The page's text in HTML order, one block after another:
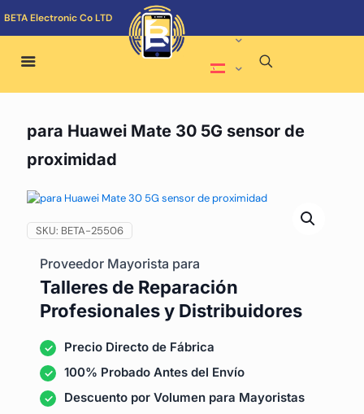
BETA Electronic Co LTD
para Huawei Mate 30 5G sensor de
proximidad
SKU: BETA-25506
Proveedor Mayorista para
Talleres de Reparación
Profesionales y Distribuidores
Precio Directo de Fábrica
100% Probado Antes del Envío
Descuento por Volumen para Mayoristas